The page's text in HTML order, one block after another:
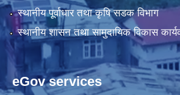
स्थानीय पूर्वाधार तथा कृषि सडक विभाग
स्थानीय शासन तथा सामुदायिक विकास
eGov services